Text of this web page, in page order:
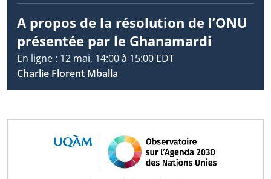
A propos de la résolution de l’ONU
présentée par le Ghanamardi
En ligne : 12 mai, 14:00 à 15:00 EDT
Charlie Florent Mballa